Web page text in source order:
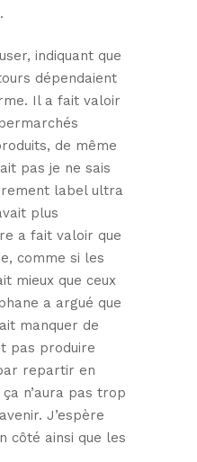
indiquant que
dépendaient
Il a fait valoir
de même
pas je ne sais
label ultra
plus
a fait valoir que
comme si les
mieux que ceux
a argué que
manquer de
pas produire
repartir en
n’aura pas trop
J’espère
côté ainsi que les